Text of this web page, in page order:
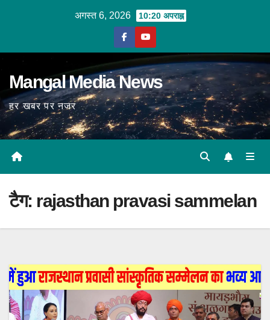
अगस्त 6, 2026 10:20 अपराह्न
Mangal Media News
हर खबर पर नजर
टैग: rajasthan pravasi sammelan